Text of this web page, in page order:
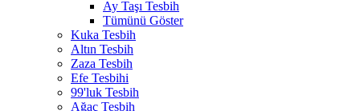
Ay Taşı Tesbih
Tümünü Göster
Kuka Tesbih
Altın Tesbih
Zaza Tesbih
Efe Tesbihi
99'luk Tesbih
Ağaç Tesbih